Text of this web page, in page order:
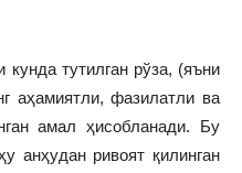
кунда тутилган рўза, (яъни
аҳамиятли, фазилатли ва
амал ҳисобланади. Бу
анҳудан ривоят қилинган